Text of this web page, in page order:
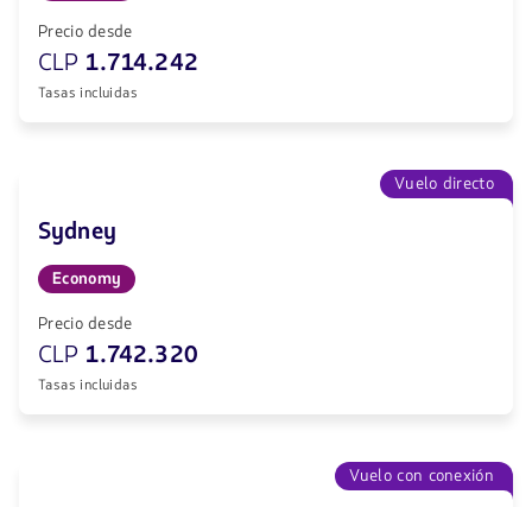
Precio desde
CLP 1.714.242
Tasas incluidas
Vuelo directo
Sydney
Economy
Precio desde
CLP 1.742.320
Tasas incluidas
Vuelo con conexión